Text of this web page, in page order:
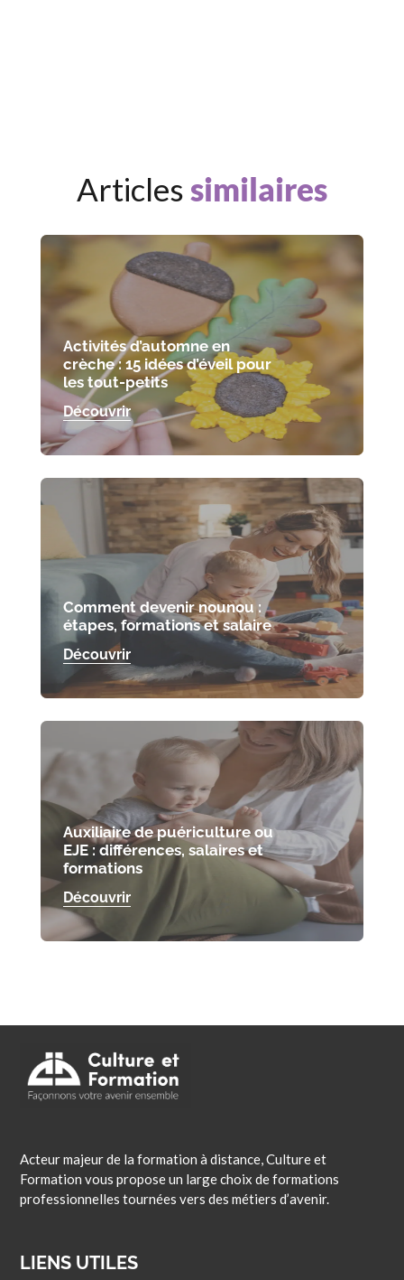
Articlessimilaires
Activités d’automne en
crèche : 15 idées d’éveil pour
les tout-petits
Découvrir
Comment devenir nounou :
étapes, formations et salaire
Découvrir
Auxiliaire de puériculture ou
EJE : différences, salaires et
formations
Découvrir
Acteur majeur de la formation à distance, Culture et
Formation vous propose un large choix de formations
professionnelles tournées vers des métiers d’avenir.
LIENS UTILES